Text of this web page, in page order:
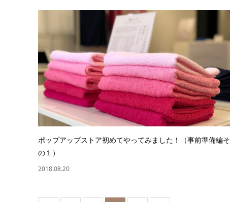
ポップアップストア初めてやってみました！（事前準備編そ
の１）
2018.08.20